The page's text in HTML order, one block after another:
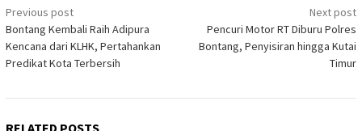
Post
navigation
Previous post
Bontang Kembali Raih Adipura
Kencana dari KLHK, Pertahankan
Predikat Kota Terbersih
Next post
Pencuri Motor RT Diburu Polres
Bontang, Penyisiran hingga Kutai
Timur
RELATED POSTS